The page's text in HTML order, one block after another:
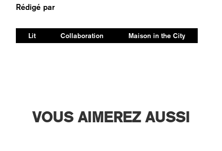
Rédigé par
Lit Collaboration Maison in the City
VOUS AIMEREZ AUSSI